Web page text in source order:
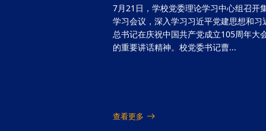
7月21日，学校党委理论学习中心组召开
学习会议，深入学习习近平党建思想和习
总书记在庆祝中国共产党成立105周年大
的重要讲话精神。校党委书记曹...
查看更多